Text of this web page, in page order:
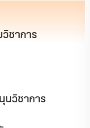
ชาการ
นวิชาการ